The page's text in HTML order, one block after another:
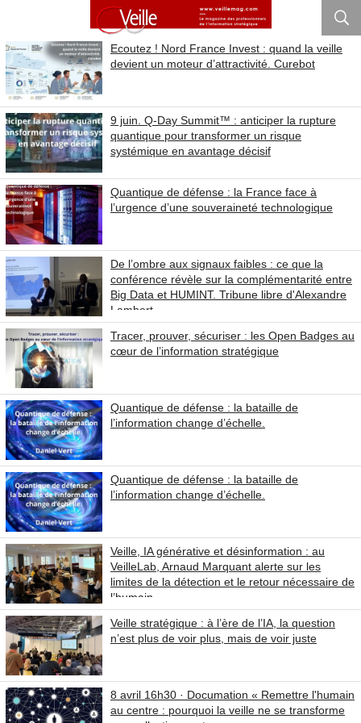
Ecoutez ! Nord France Invest : quand la veille
devient un moteur d’attractivité. Curebot
9 juin. Q-Day Summit™ : anticiper la rupture
quantique pour transformer un risque
systémique en avantage décisif
Quantique de défense : la France face à
l’urgence d’une souveraineté technologique
De l’ombre aux signaux faibles : ce que la
conférence révèle sur la complémentarité entre
Big Data et HUMINT. Tribune libre d'Alexandre
Lambert
Tracer, prouver, sécuriser : les Open Badges au
cœur de l’information stratégique
Quantique de défense : la bataille de
l’information change d’échelle.
Quantique de défense : la bataille de
l’information change d’échelle.
Veille, IA générative et désinformation : au
VeilleLab, Arnaud Marquant alerte sur les
limites de la détection et le retour nécessaire de
l’humain
Veille stratégique : à l’ère de l’IA, la question
n’est plus de voir plus, mais de voir juste
8 avril 16h30 · Documation « Remettre l'humain
au centre : pourquoi la veille ne se transforme